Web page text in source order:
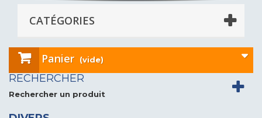
CATÉGORIES
Panier (vide)
RECHERCHER
Rechercher un produit